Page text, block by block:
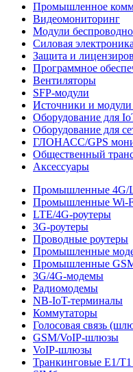
Промышленное
Видеомониторинг
Модули
Силовая электроника
Защита и
Программное
Вентиляторы
SFP-модули
Источники и
Оборудование для
Оборудование для
ГЛОНАСС/GPS
Общественный
Аксессуары
Промышленные 4G/
Промышленные Wi-
LTE/4G-роутеры
3G-роутеры
Проводные роутеры
Промышленные
Промышленные
3G/4G-модемы
Радиомодемы
NB-IoT-терминалы
Коммутаторы
Голосовая связь
GSM/VoIP-шлюзы
VoIP-шлюзы
Транкинговые E1/